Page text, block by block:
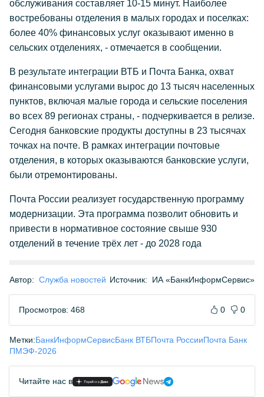
обслуживания составляет 10-15 минут. Наиболее
востребованы отделения в малых городах и поселках:
более 40% финансовых услуг оказывают именно в
сельских отделениях, - отмечается в сообщении.
В результате интеграции ВТБ и Почта Банка, охват
финансовыми услугами вырос до 13 тысяч населенных
пунктов, включая малые города и сельские поселения
во всех 89 регионах страны, - подчеркивается в релизе.
Сегодня банковские продукты доступны в 23 тысячах
точках на почте. В рамках интеграции почтовые
отделения, в которых оказываются банковские услуги,
были отремонтированы.
Почта России реализует государственную программу
модернизации. Эта программа позволит обновить и
привести в нормативное состояние свыше 930
отделений в течение трёх лет - до 2028 года
Автор: Служба новостей Источник: ИА «БанкИнформСервис»
Просмотров: 468 0 0
Метки:БанкИнформСервисБанк ВТБПочта РоссииПочта Банк
ПМЭФ-2026
Читайте нас в